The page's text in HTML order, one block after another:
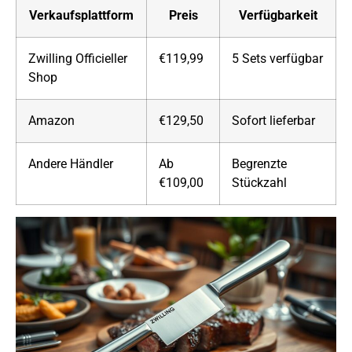
Verkaufsplattform Preis Verfügbarkeit
Zwilling Officieller
Shop
€119,99 5 Sets verfügbar
Amazon €129,50 Sofort lieferbar
Andere Händler
Ab
€109,00
Begrenzte
Stückzahl